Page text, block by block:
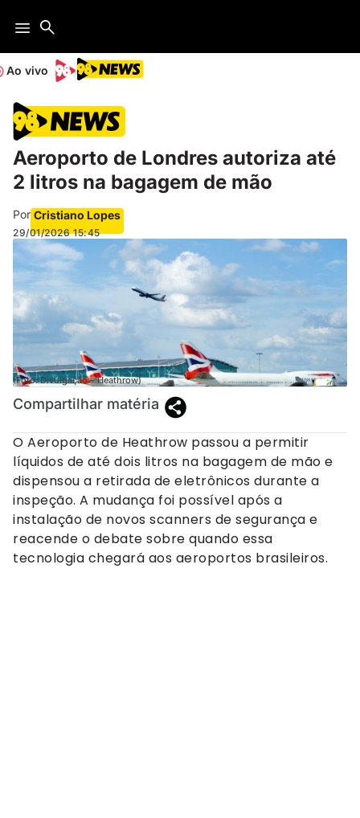
Ao vivo
Aeroporto de Londres autoriza até
2 litros na bagagem de mão
Por Cristiano Lopes
29/01/2026 15:45
(Foto: Divulgação – Heathrow)
Compartilhar matéria
O Aeroporto de Heathrow passou a permitir
líquidos de até dois litros na bagagem de mão e
dispensou a retirada de eletrônicos durante a
inspeção. A mudança foi possível após a
instalação de novos scanners de segurança e
reacende o debate sobre quando essa
tecnologia chegará aos aeroportos brasileiros.